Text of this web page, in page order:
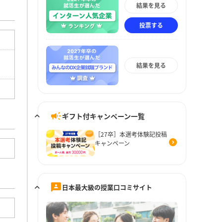
結果を見る
投票する
結果を見る
ギフト付キャンペーン一覧
［27卒］本選考体験記投稿
キャンペーン
日本最大級の授業口コミサイト